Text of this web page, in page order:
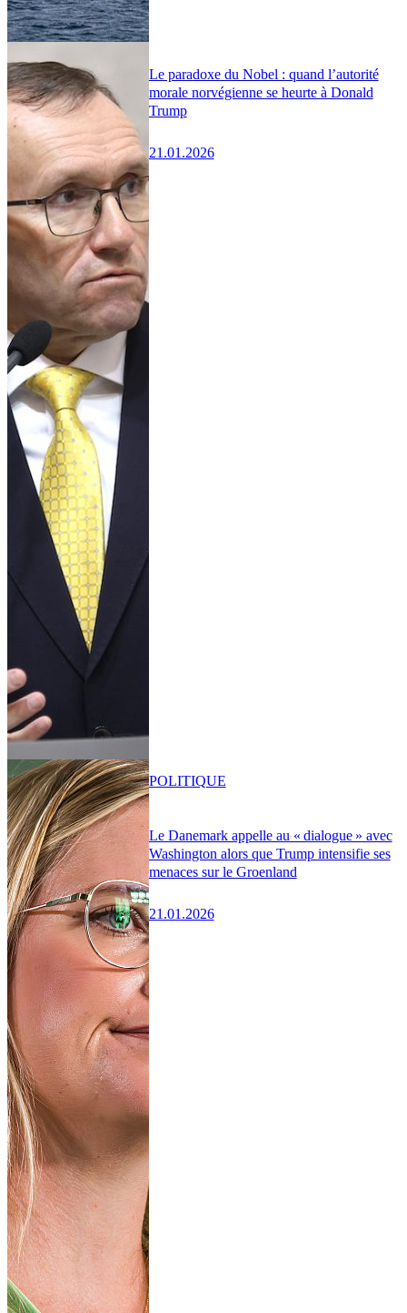
Le paradoxe du Nobel : quand l’autorité
morale norvégienne se heurte à Donald
Trump
21.01.2026
Le Danemark appelle au « dialogue » avec
Washington alors que Trump intensifie ses
menaces sur le Groenland
21.01.2026
POLITIQUE